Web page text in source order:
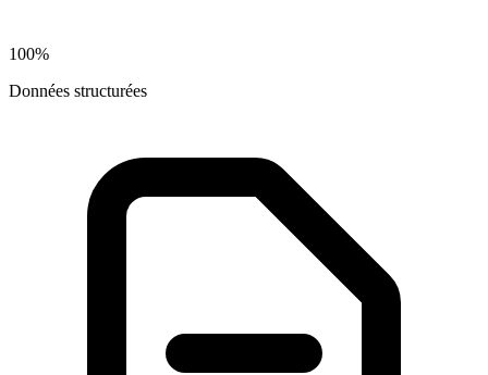
100%
Données structurées